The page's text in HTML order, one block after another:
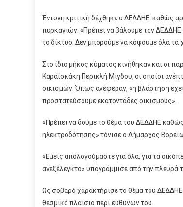
Έντονη κριτική δέχθηκε ο ΔΕΔΔΗΕ, καθώς
πυρκαγιών. «Πρέπει να βάλουμε τον ΔΕΔΔΗΕ
το δίκτυο. Δεν μπορούμε να κόψουμε όλα τα
Στο ίδιο μήκος κύματος κινήθηκαν και οι
Καραϊσκάκη Περικλή Μίγδου, οι οποίοι
οικισμών. Όπως ανέφεραν, «η βλάστηση έχει
προστατεύσουμε εκατοντάδες οικισμούς».
«Πρέπει να δούμε το θέμα του ΔΕΔΔΗΕ
ηλεκτροδότησης» τόνισε ο Δήμαρχος
«Εμείς απολογούμαστε για όλα, για τα
ανεξέλεγκτο» υπογράμμισε από την
Ως σοβαρό χαρακτήρισε το θέμα του
θεσμικό πλαίσιο περί ευθυνών του.